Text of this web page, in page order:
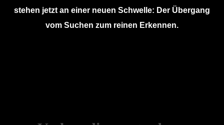
stehen jetzt an einer neuen Schwelle: Der Übergang
vom Suchen zum reinen Erkennen.